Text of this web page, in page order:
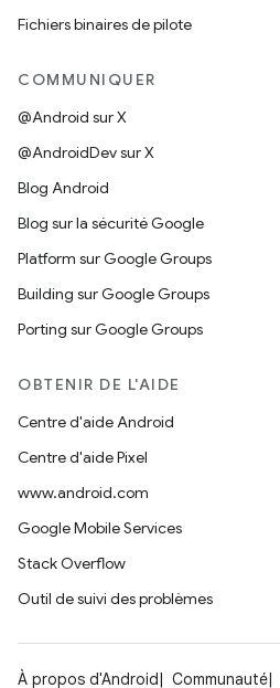
Fichiers binaires de pilote
COMMUNIQUER
@Android sur X
@AndroidDev sur X
Blog Android
Blog sur la sécurité Google
Platform sur Google Groups
Building sur Google Groups
Porting sur Google Groups
OBTENIR DE L'AIDE
Centre d'aide Android
Centre d'aide Pixel
www.android.com
Google Mobile Services
Stack Overflow
Outil de suivi des problèmes
À propos d'Android Communauté